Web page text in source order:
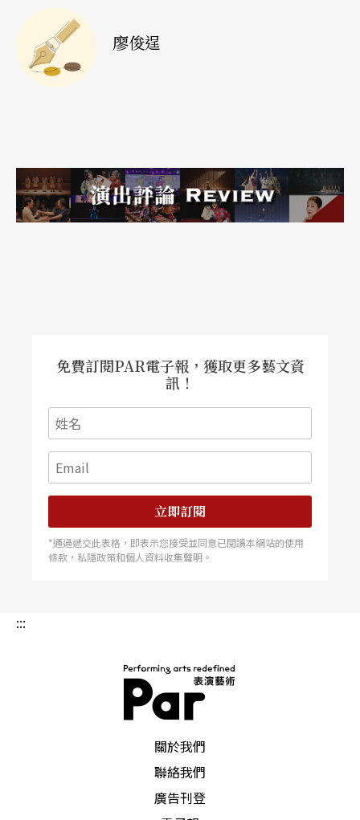
和澎恰恰男扮女裝，以類似戲曲花旦的誇張造型，
在電吉他與爵士鼓的伴奏下，將網路流行的冷笑話
與傳統市井的小戲、說唱藝術結合，述說歷史故
崇拜的高位拉低至與一般人無異，甚至被嘲諷的更
低位置，衝撞既有的語言與社會規範，創造了一個
舞劇、西樂等的表演風格，其源起可上溯至日據時
期推行「皇民化運動」並禁鼓樂，歌仔戲為了生
存，必須改變其傳統演法，「改良戲」應運而生。
「改良戲」在服裝、音樂、化妝、舞台裝置方面，
遷就時局有所改變，於是出現了「身著洋裝和服、
頭戴牛仔帽、手執武士刀、改唱流行歌、以爵士鼓
與小喇叭等西洋樂器伴奏」的拼貼面貌。胡撇仔戲
面，以「倫理愛情」、「奇情悲喜」等通俗劇的路
金枝演社的通俗喜劇，便是將「胡撇仔」的精神發
揚光大，創造出顛覆西方寫實表演手法，揉雜台灣
各時代流行文化精髓，展現自由亂撇的獨特台式美
廖俊逞
免費訂閱PAR電子報，獲取更多藝文資
訊！
立即訂閱
*通過遞交此表格，即表示您接受並同意已閱讀本網站的使用
條款，私隱政策和個人資料收集聲明。
:::
關於我們
聯絡我們
廣告刊登